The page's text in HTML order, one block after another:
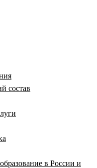
состав
в России и